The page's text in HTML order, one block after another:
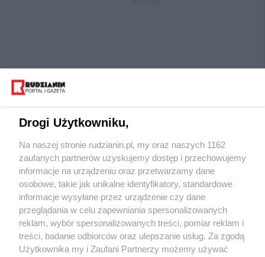
Wydawca mediów lokalnych
Nie zapomnij
zapoznać się z:
polityką prywatności regulamin korzystania z portali
Twojemiasto Skontaktuj sięz nami
Drogi Użytkowniku,
Na naszej stronie rudzianin.pl, my oraz naszych 1162
zaufanych partnerów uzyskujemy dostęp i przechowujemy
informacje na urządzeniu oraz przetwarzamy dane
osobowe, takie jak unikalne identyfikatory, standardowe
informacje wysyłane przez urządzenie czy dane
przeglądania w celu zapewniania spersonalizowanych
reklam, wybór spersonalizowanych treści, pomiar reklam i
treści, badanie odbiorców oraz ulepszanie usług. Za zgodą
Użytkownika my i Zaufani Partnerzy możemy używać